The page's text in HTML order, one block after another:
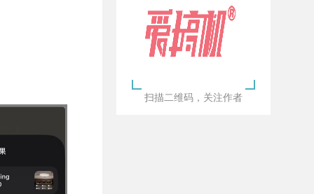
扫描二维码，关注作者